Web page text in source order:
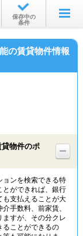
保存中の
条件
の賃貸物件情報
物件のポ
ョンを検索できる特
とができれば、銀行
も支払えることが大
手数料、前家賃、
ますが、その分クレ
ることができるの